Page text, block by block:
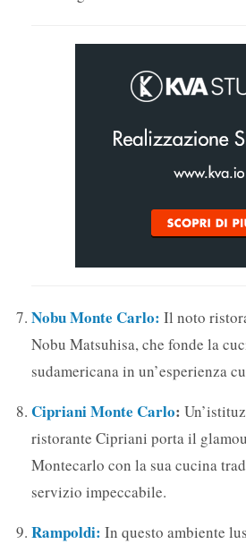
Nobu Monte Carlo: Il noto
Nobu Matsuhisa, che fonde la
sudamericana in un’esperienza
Cipriani Monte Carlo:
ristorante Cipriani porta il
Montecarlo con la sua cucina
servizio impeccabile.
Rampoldi: In questo ambiente